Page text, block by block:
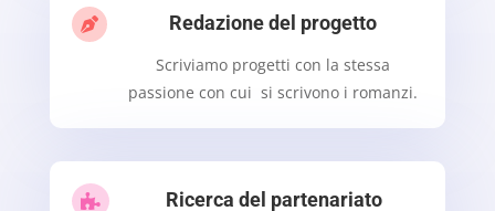
 Redazione del progetto
Scriviamo progetti con la stessa
passione con cui si scrivono i romanzi.
 Ricerca del partenariato